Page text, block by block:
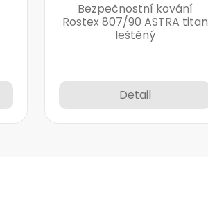
Bezpečnostní kování
Rostex 807/90 ASTRA titan
leštěný
Detail